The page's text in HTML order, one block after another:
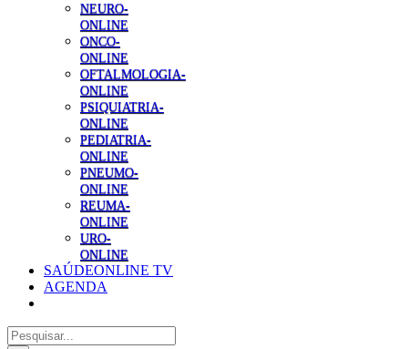
NEURO-
ONLINE
ONCO-
ONLINE
OFTALMOLOGIA-
ONLINE
PSIQUIATRIA-
ONLINE
PEDIATRIA-
ONLINE
PNEUMO-
ONLINE
REUMA-
ONLINE
URO-
ONLINE
SAÚDEONLINE TV
AGENDA
Pesquisar